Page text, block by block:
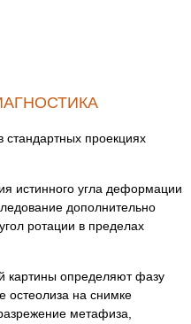
стандартных проекциях
истинного угла деформации
дополнительно
ротации в пределах
картины определяют фазу
остеолиза на снимке
метафиза,